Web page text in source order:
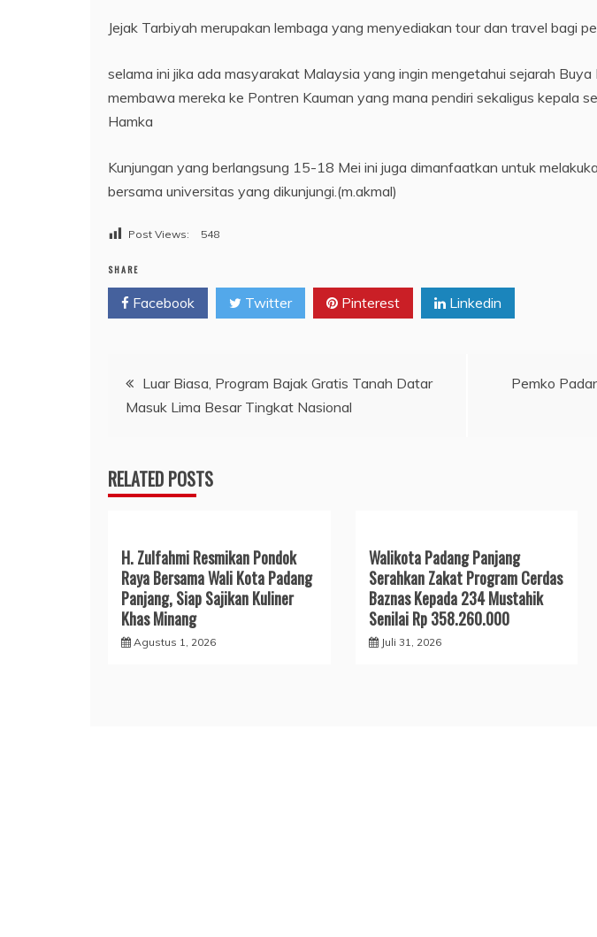
Jejak Tarbiyah merupakan lembaga yang menyediakan tour dan travel bagi
selama ini jika ada masyarakat Malaysia yang ingin mengetahui sejarah
membawa mereka ke Pontren Kauman yang mana pendiri sekaligus kepala
Hamka
Kunjungan yang berlangsung 15-18 Mei ini juga dimanfaatkan untuk
bersama universitas yang dikunjungi.(m.akmal)
Post Views: 548
SHARE
Facebook Twitter Pinterest Linkedin
Navigasi
pos
Luar Biasa, Program Bajak Gratis Tanah Datar
Masuk Lima Besar Tingkat Nasional
Pemko
RELATED POSTS
H. Zulfahmi Resmikan Pondok
Raya Bersama Wali Kota Padang
Panjang, Siap Sajikan Kuliner
Khas Minang
Agustus 1, 2026
Walikota Padang Panjang
Serahkan Zakat Program Cerdas
Baznas Kepada 234 Mustahik
Senilai Rp 358.260.000
Juli 31, 2026